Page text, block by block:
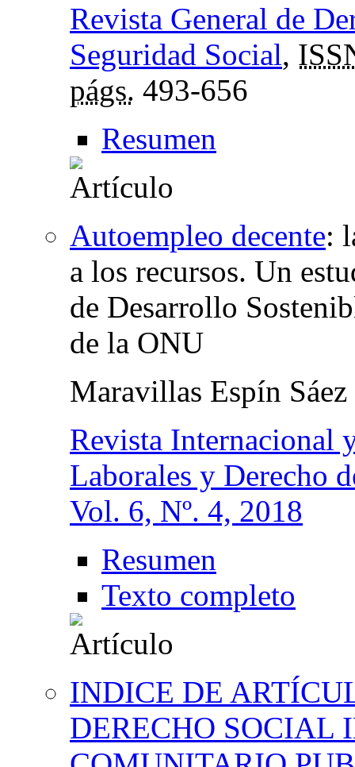
Revista General de
Seguridad Social,
págs. 493-656
Resumen
Autoempleo decente:
a los recursos. Un
de Desarrollo
de la ONU
Maravillas Espín Sáez
Revista Internacional
Laborales y Derecho
Vol. 6, Nº. 4, 2018
Resumen
Texto completo
INDICE DE
DERECHO SOCIAL